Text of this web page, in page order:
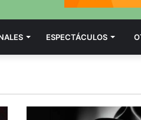
ESPECTÁCULOS